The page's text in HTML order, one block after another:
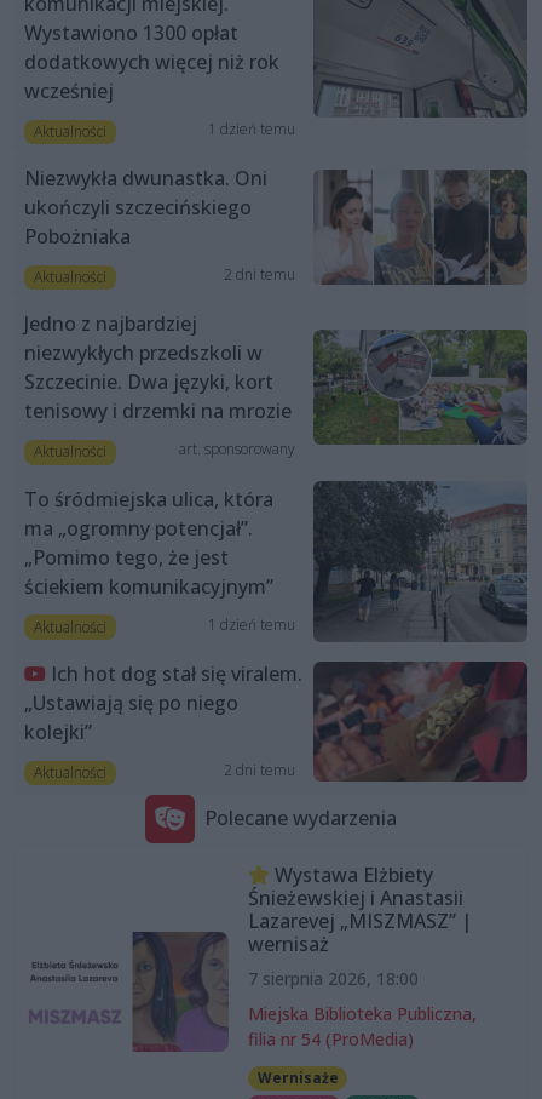
Wystawiono 1300 opłat
dodatkowych więcej niż rok
wcześniej
Aktualności 1 dzień temu
Niezwykła dwunastka. Oni
ukończyli szczecińskiego
Pobożniaka
Aktualności 2 dni temu
Jedno z najbardziej
niezwykłych przedszkoli w
Szczecinie. Dwa języki, kort
tenisowy i drzemki na mrozie
Aktualności art. sponsorowany
To śródmiejska ulica, która
ma „ogromny potencjał”.
„Pomimo tego, że jest
ściekiem komunikacyjnym”
Aktualności 1 dzień temu
Ich hot dog stał się viralem.
„Ustawiają się po niego
kolejki”
Aktualności 2 dni temu
Polecane wydarzenia
Wystawa Elżbiety
Śnieżewskiej i Anastasii
Lazarevej „MISZMASZ” |
wernisaż
7 sierpnia 2026, 18:00
Miejska Biblioteka Publiczna,
filia nr 54 (ProMedia)
Wernisaże